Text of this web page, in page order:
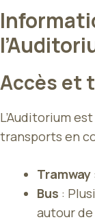
Accès et
L’Auditorium est
transports en
Tramway
Bus :
autour de